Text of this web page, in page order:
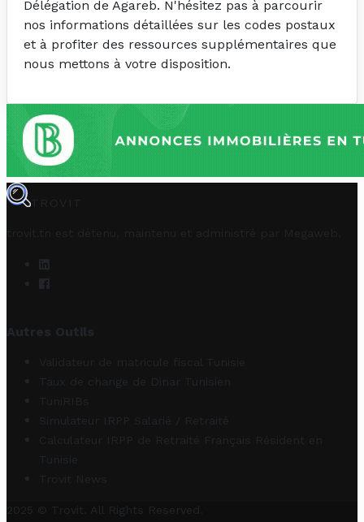
Délégation de Agareb. N'hésitez pas à parcourir
nos informations détaillées sur les codes postaux
et à profiter des ressources supplémentaires que
nous mettons à votre disposition.
TROVIT
trovit.tn est détenu, maintenu et administré par Megaweb
Autres Outils
Validateur de matricule fiscal Tunisie
Taux de change de Dinar Tunisien
TuniRIBs
Simulateur IRPP Salarié / Retraité
Calculateur IRPP de Retraité Français Résident en
Tunisie
Trovit News
2025 © Trovit. All Rights Reserved.